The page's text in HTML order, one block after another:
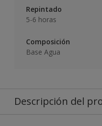
Repintado
5-6 horas
Composición
Base Agua
Descripción del